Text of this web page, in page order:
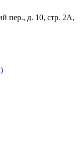
пер., д. 10, стр. 2А,